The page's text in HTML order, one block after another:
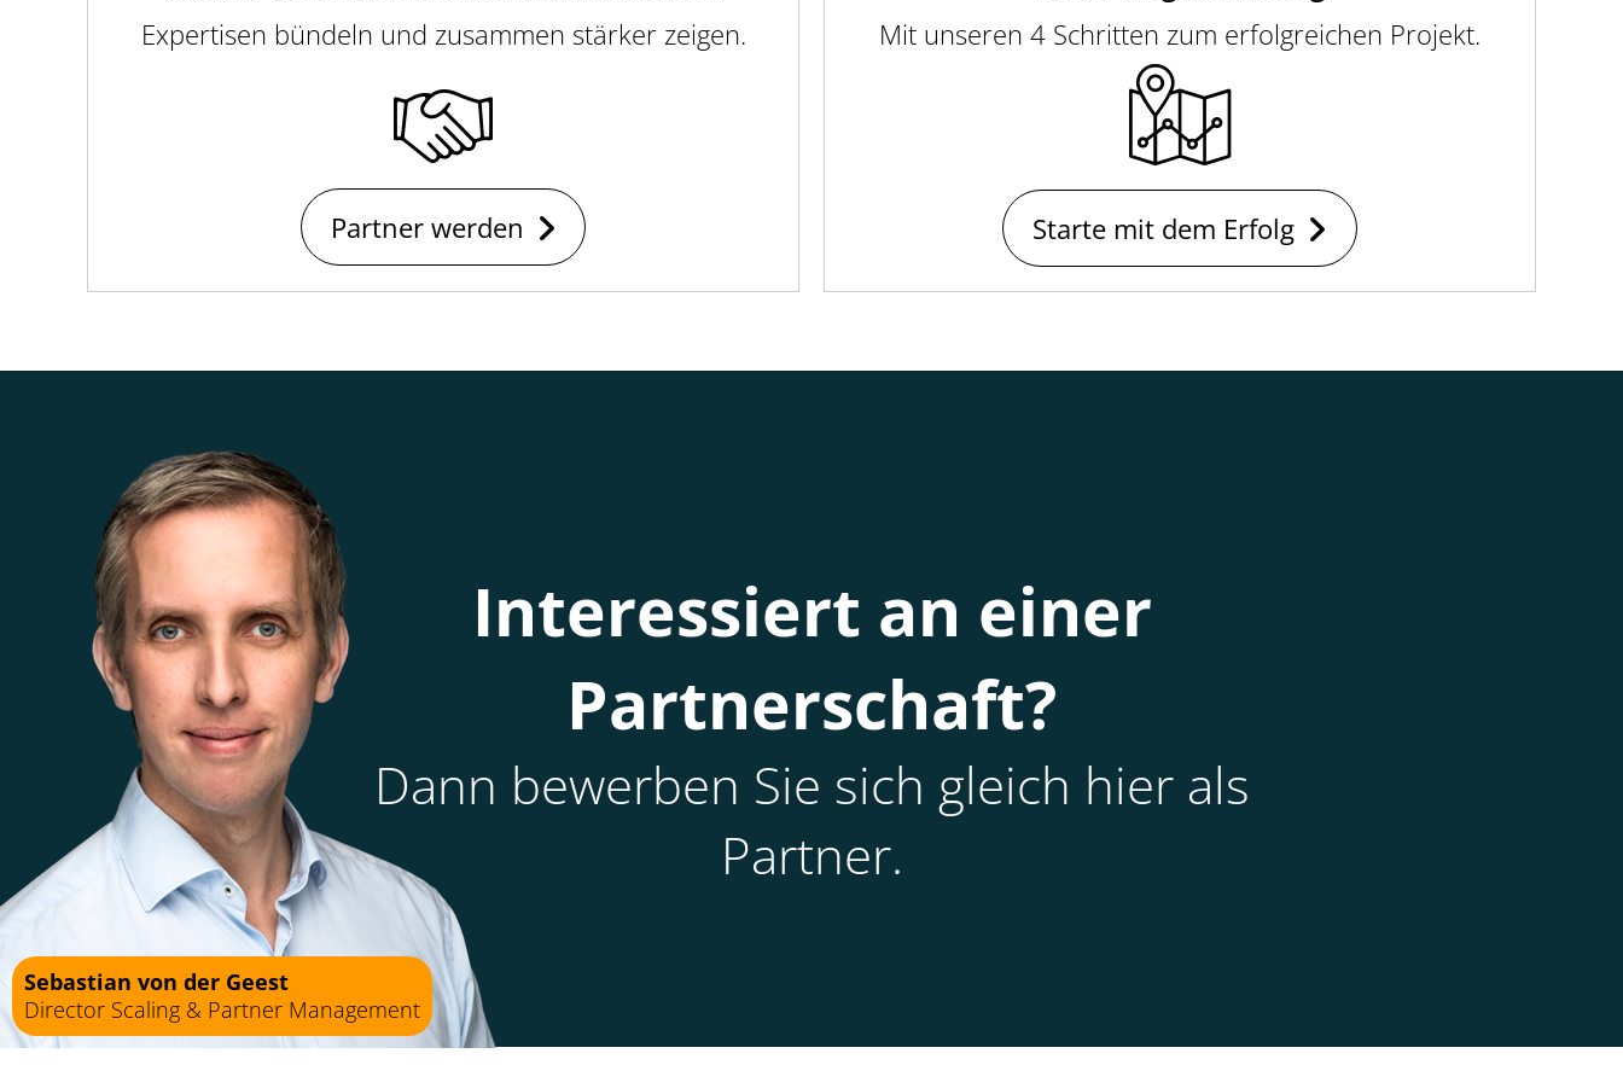
Expertisen bündeln und zusammen stärker zeigen.
Partner werden
Mit unseren 4 Schritten zum erfolgreichen Projekt.
Starte mit dem Erfolg
Sebastian von der Geest
Director Scaling & Partner Management
Interessiert an einer
Partnerschaft?
Dann bewerben Sie sich gleich hier als
Partner.